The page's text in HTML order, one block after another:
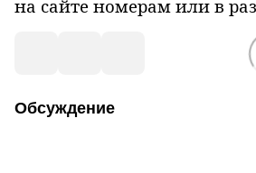
на сайте номерам или в
Обсуждение